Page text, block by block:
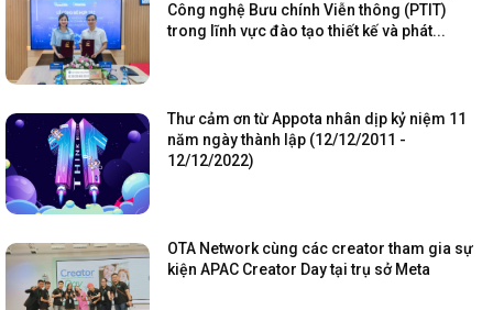
Công nghệ Bưu chính Viễn thông (PTIT)
trong lĩnh vực đào tạo thiết kế và phát...
Thư cảm ơn từ Appota nhân dịp kỷ niệm 11
năm ngày thành lập (12/12/2011 -
12/12/2022)
OTA Network cùng các creator tham gia sự
kiện APAC Creator Day tại trụ sở Meta